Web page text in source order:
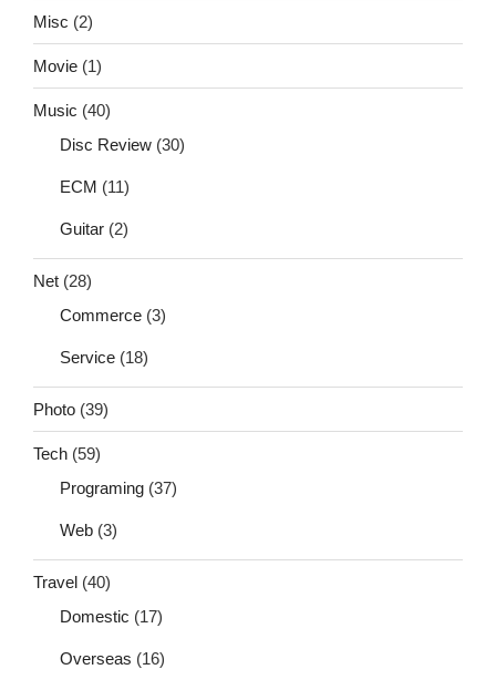
Misc (2)
Movie (1)
Music (40)
Disc Review (30)
ECM (11)
Guitar (2)
Net (28)
Commerce (3)
Service (18)
Photo (39)
Tech (59)
Programing (37)
Web (3)
Travel (40)
Domestic (17)
Overseas (16)